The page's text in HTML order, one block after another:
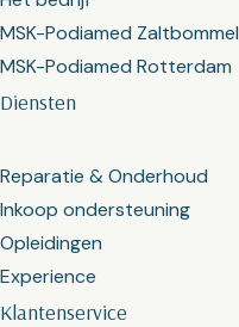
Klantenservice
Diensten
Reparatie & Onderhoud
Inkoop ondersteuning
Opleidingen
Experience
MSK-Podiamed Zaltbommel
MSK-Podiamed Rotterdam